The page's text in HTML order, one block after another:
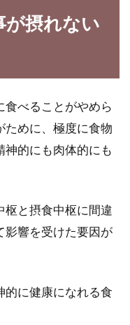
流れています。ですが、コ
い鍋レシピ！生姜と
効能とは？
効いた部屋にいると身体が
ね。冬場は手足が冷え込
ていくために、必要不可欠
が摂れない
べることがやめら
ために、極度に食物
神的にも肉体的にも
枢と摂食中枢に間違
影響を受けた要因が
的に健康になれる食